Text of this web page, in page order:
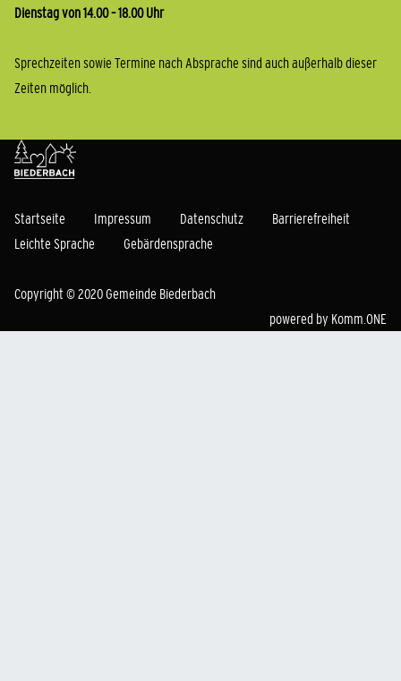
Dienstag von 14.00 – 18.00 Uhr
Sprechzeiten sowie Termine nach Absprache sind auch außerhalb dieser
Zeiten möglich.
Startseite Impressum Datenschutz
Barrierefreiheit
Leichte Sprache
Gebärdensprache
Copyright © 2020 Gemeinde Biederbach
powered by Komm.ONE